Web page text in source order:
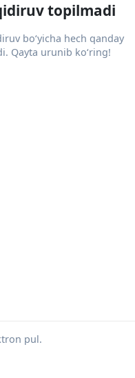
topilmadi
bo‘yicha hech qanday
Qayta urunib ko‘ring!
pul.